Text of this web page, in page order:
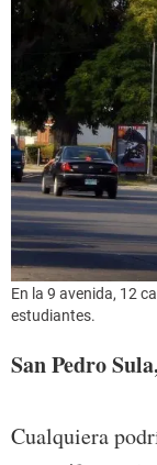
En la 9 avenida, 12
estudiantes.
San Pedro
Cualquiera